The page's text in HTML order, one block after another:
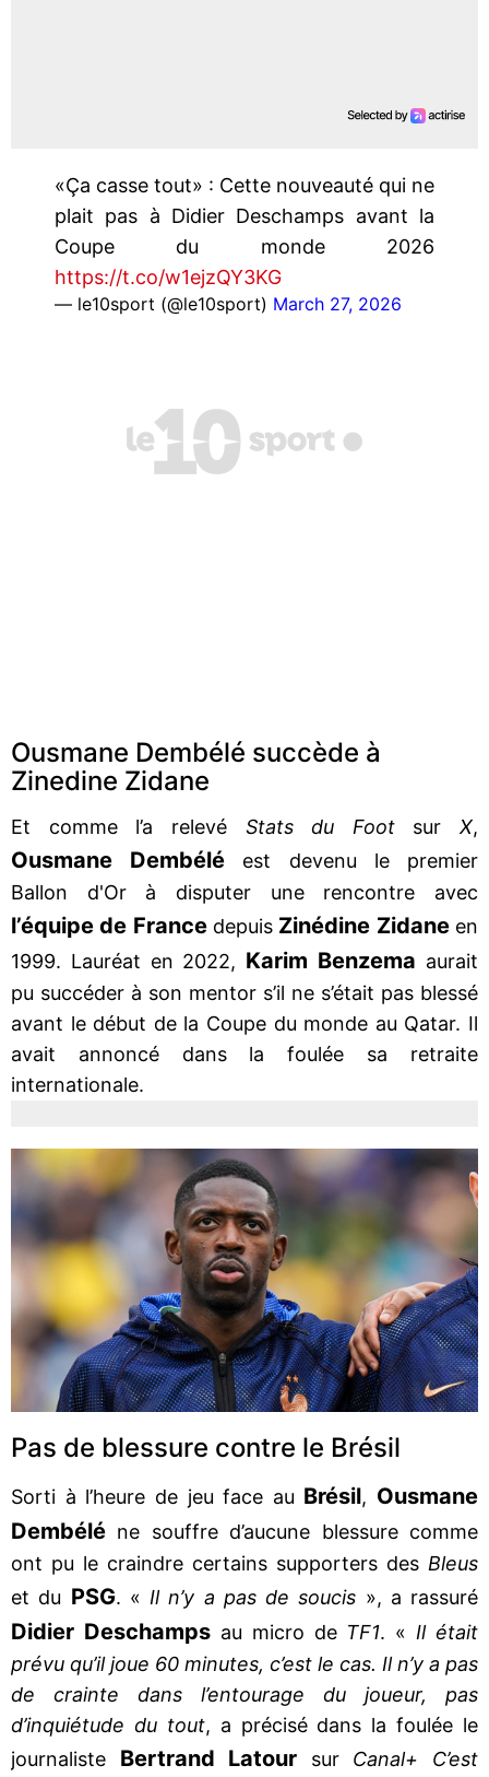
«Ça casse tout» : Cette nouveauté qui ne
plait pas à Didier Deschamps avant la
Coupe du monde 2026
https://t.co/w1ejzQY3KG
— le10sport (@le10sport) March 27, 2026
Ousmane Dembélé succède à
Zinedine Zidane
Et comme l’a relevé Stats du Footsur X,
Ousmane Dembélé est devenu le premier
Ballon d'Or à disputer une rencontre avec
l’équipe de France depuis Zinédine Zidaneen
1999. Lauréat en 2022, Karim Benzema aurait
pu succéder à son mentor s’il ne s’était pas blessé
avant le début de la Coupe du monde au Qatar. Il
avait annoncé dans la foulée sa retraite
internationale.
Pas de blessure contre le Brésil
Sorti à l’heure de jeu face au Brésil, Ousmane
Dembélé ne souffre d’aucune blessure comme
ont pu le craindre certains supporters des Bleus
et du PSG. « Il n’y a pas de soucis », a rassuré
Didier Deschampsau micro de TF1. « Il était
prévu qu’il joue 60 minutes, c’est le cas. Il n’y a pas
de crainte dans l’entourage du joueur, pas
d’inquiétude du tout, a précisé dans la foulée le
journaliste Bertrand Latour sur Canal+ C’est